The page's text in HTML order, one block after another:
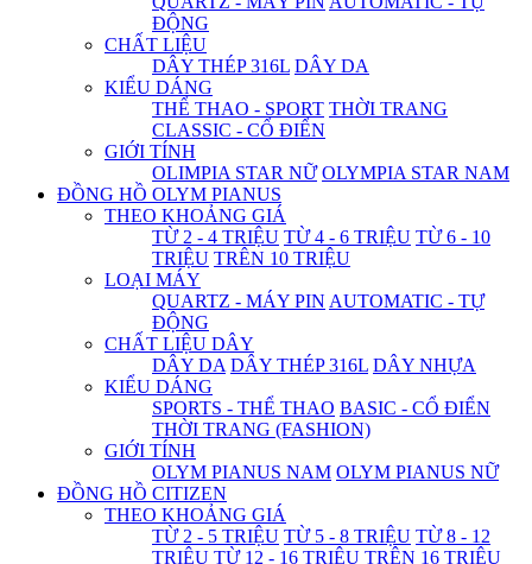
ĐỘNG
CHẤT LIỆU
DÂY THÉP 316L DÂY DA
KIỂU DÁNG
THỂ THAO - SPORT THỜI TRANG
CLASSIC - CỔ ĐIỂN
GIỚI TÍNH
OLIMPIA STAR NỮ OLYMPIA STAR NAM
ĐỒNG HỒ OLYM PIANUS
THEO KHOẢNG GIÁ
TỪ 2 - 4 TRIỆU TỪ 4 - 6 TRIỆU TỪ 6 - 10
TRIỆU TRÊN 10 TRIỆU
LOẠI MÁY
QUARTZ - MÁY PIN AUTOMATIC - TỰ
ĐỘNG
CHẤT LIỆU DÂY
DÂY DA DÂY THÉP 316L DÂY NHỰA
KIỂU DÁNG
SPORTS - THỂ THAO BASIC - CỔ ĐIỂN
THỜI TRANG (FASHION)
GIỚI TÍNH
OLYM PIANUS NAM OLYM PIANUS NỮ
ĐỒNG HỒ CITIZEN
THEO KHOẢNG GIÁ
TỪ 2 - 5 TRIỆU TỪ 5 - 8 TRIỆU TỪ 8 - 12
TRIỆU TỪ 12 - 16 TRIỆU TRÊN 16 TRIỆU